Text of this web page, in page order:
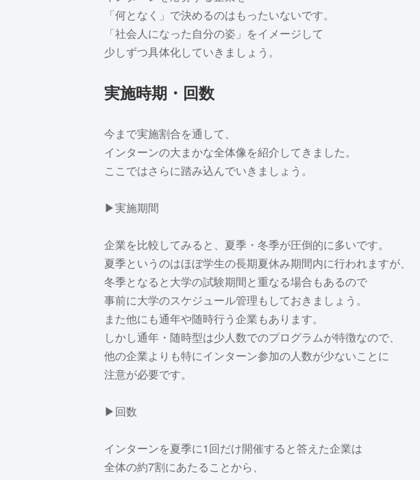
「何となく」で決めるのはもったいないです。
「社会人になった自分の姿」をイメージして
少しずつ具体化していきましょう。
実施時期・回数
今まで実施割合を通して、
インターンの大まかな全体像を紹介してきました。
ここではさらに踏み込んでいきましょう。
▶実施期間
企業を比較してみると、夏季・冬季が圧倒的に多いです。
夏季というのはほぼ学生の長期夏休み期間内に行われますが、
冬季となると大学の試験期間と重なる場合もあるので
事前に大学のスケジュール管理もしておきましょう。
また他にも通年や随時行う企業もあります。
しかし通年・随時型は少人数でのプログラムが特徴なので、
他の企業よりも特にインターン参加の人数が少ないことに
注意が必要です。
▶回数
インターンを夏季に1回だけ開催すると答えた企業は
全体の約7割にあたることから、